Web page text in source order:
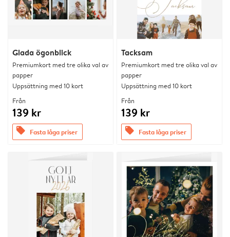
Glada ögonblick
Premiumkort med tre olika val av
papper
Uppsättning med 10 kort
Från
139 kr
offers Fasta låga priser
Tacksam
Premiumkort med tre olika val av
papper
Uppsättning med 10 kort
Från
139 kr
offers Fasta låga priser